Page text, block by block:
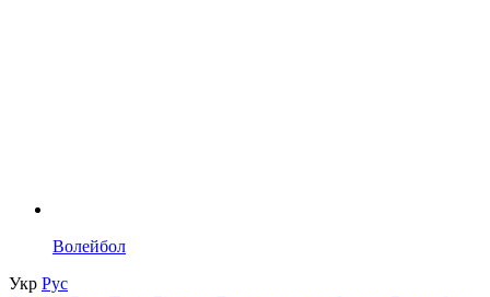
Волейбол
Укр Рус